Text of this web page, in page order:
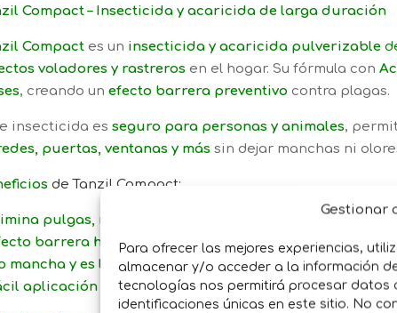
Gestionar
Para ofrecer las mejores experiencias,
almacenar y/o acceder a la información
tecnologías nos permitirá procesar datos
identificaciones únicas en este sitio. No
Compact – Insecticida y acaricida de larga duración
Compact es un insecticida y acaricida pulverizable
voladores y rastreros en el hogar. Su fórmula con
, creando un efecto barrera preventivo contra plagas.
insecticida es seguro para personas y animales,
puertas, ventanas y más sin dejar manchas ni
de Tanzil Compact:
pulgas, mosquitos, moscas, cucarachas, arañas,
barrera hasta 6 meses
mancha y es libre de olores
aplicación en múltiples superficies